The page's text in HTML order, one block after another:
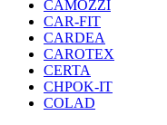
CAMOZZI
CAR-FIT
CARDEA
CAROTEX
CERTA
CHPOK-IT
COLAD